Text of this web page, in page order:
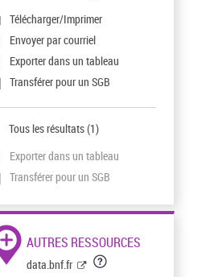
Télécharger/Imprimer
Envoyer par courriel
Exporter dans un tableau
Transférer pour un SGB
Tous les résultats(1)
Exporter dans un tableau
Transférer pour un SGB
AUTRES RESSOURCES
data.bnf.fr